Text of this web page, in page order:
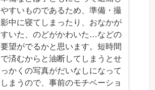
やすいものであるため、準備・撮
影中に寝てしまったり、おなかが
すいた、のどがかわいた…などの
要望がでるかと思います。短時間
で済むからと油断してしまうとせ
っかくの写真がだいなしになって
しまうので、事前のモチベーショ